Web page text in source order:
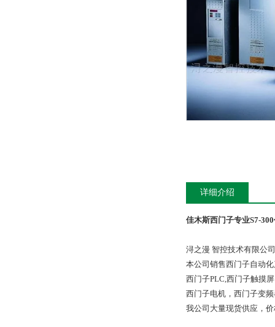
详细介绍
佳木斯西门子专业S7-
浔之漫 智控技术有限公
本公司销售西门子自动
西门子PLC,西门子触摸
西门子电机，西门子变
我公司大量现货供应，